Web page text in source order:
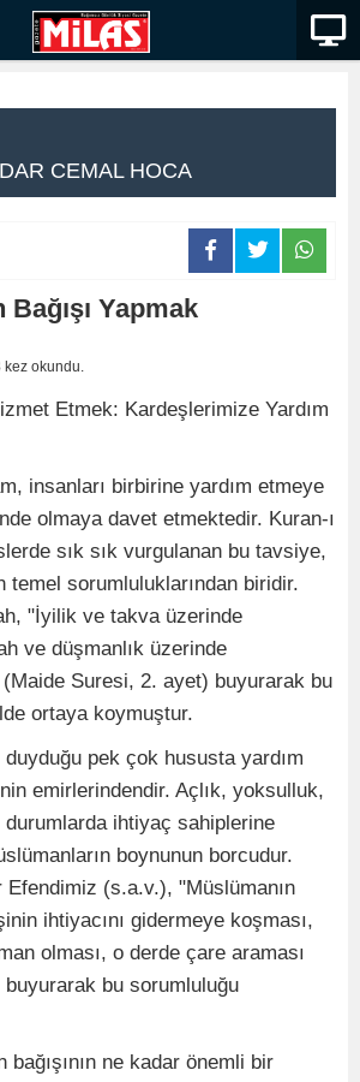
CEMAL HOCA
Yapmak
kez okundu.
Etmek: Kardeşlerimize Yardım
insanları birbirine yardım etmeye
olmaya davet etmektedir. Kuran-ı
sık sık vurgulanan bu tavsiye,
temel sorumluluklarından biridir.
"İyilik ve takva üzerinde
ve düşmanlık üzerinde
(Maide Suresi, 2. ayet) buyurarak bu
ortaya koymuştur.
pek çok hususta yardım
emirlerindendir. Açlık, yoksulluk,
durumlarda ihtiyaç sahiplerine
boynunun borcudur.
Efendimiz (s.a.v.), "Müslümanın
ihtiyacını gidermeye koşması,
olması, o derde çare araması
bu sorumluluğu
bağışının ne kadar önemli bir